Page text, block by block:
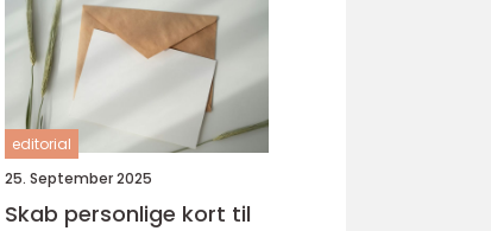
editorial
25. September 2025
Skab personlige kort til